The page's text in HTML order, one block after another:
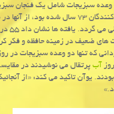
وعده سبزیجات شامل یك فنجان
حداقل چهار سال پیش از آخر مطالعه، كه
بود و ۷ درصد دارای مهارت های ضعیف در
آب پرتقال می نوشیدند در